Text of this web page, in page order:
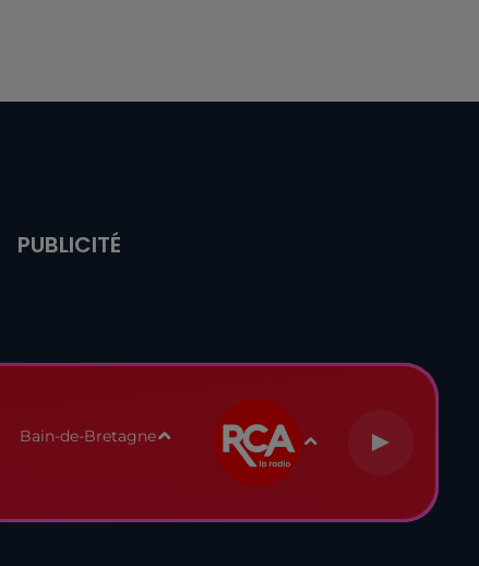
PUBLICITÉ
Bain-de-Bretagne